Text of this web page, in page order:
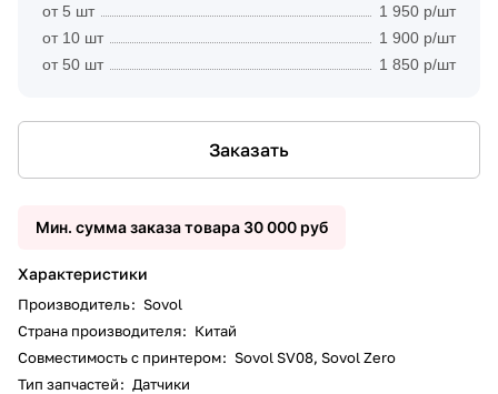
от 5 шт
1 950 р/шт
от 10 шт
1 900 р/шт
от 50 шт
1 850 р/шт
Заказать
Мин. сумма заказа товара 30 000 руб
Характеристики
Производитель: Sovol
Страна производителя: Китай
Совместимость с принтером: Sovol SV08, Sovol Zero
Тип запчастей: Датчики